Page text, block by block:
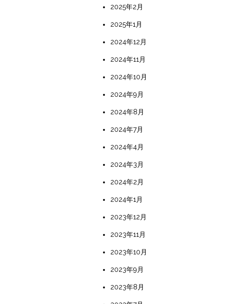
2025年2月
2025年1月
2024年12月
2024年11月
2024年10月
2024年9月
2024年8月
2024年7月
2024年4月
2024年3月
2024年2月
2024年1月
2023年12月
2023年11月
2023年10月
2023年9月
2023年8月